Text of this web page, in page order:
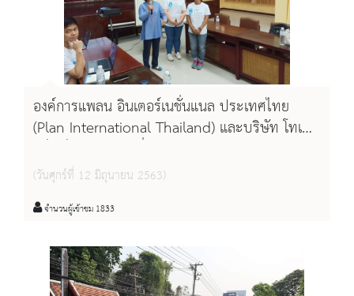
องค์การแพลน อินเตอร์เนชั่นแนล ประเทศไทย
(Plan International Thailand) และบริษัท โทเทิ่ล
สมุดแห่งชาติรัชมังคลาภิเษก เชียงใหม่ ร่วมกัน
ดำเนินงานโครงการรู้เท่าทัน เฝ้าระวังความรุนแรง
ในโลกออนไลน์
(วันศุกร์ที่ 12 มิถุนายน 2563)
จำนวนผู้เข้าชม 1833